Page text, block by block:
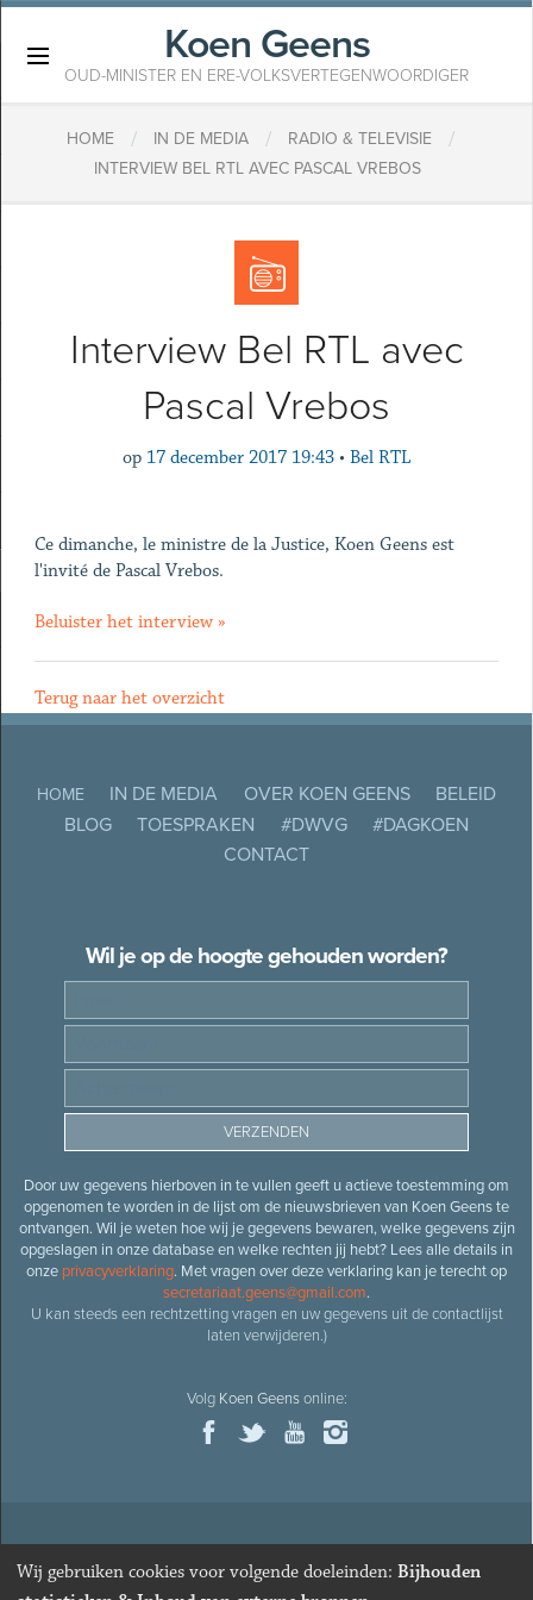
Koen Geens
OUD-MINISTER EN ERE-VOLKSVERTEGENWOORDIGER
HOME / IN DE MEDIA / RADIO & TELEVISIE /
INTERVIEW BEL RTL AVEC PASCAL VREBOS
Interview Bel RTL avec
Pascal Vrebos
op 17 december 2017 19:43 • Bel RTL
Ce dimanche, le ministre de la Justice, Koen Geens est
l'invité de Pascal Vrebos.
Beluister het interview »
Terug naar het overzicht
HOME IN DE MEDIA OVER KOEN GEENS
BELEID
BLOG
TOESPRAKEN #DWVG
#DAGKOEN
CONTACT
Wil je op de hoogte gehouden worden?
Door uw gegevens hierboven in te vullen geeft u actieve toestemming om
opgenomen te worden in de lijst om de nieuwsbrieven van Koen Geens te
ontvangen. Wil je weten hoe wij je gegevens bewaren, welke gegevens zijn
opgeslagen in onze database en welke rechten jij hebt? Lees alle details in
onze privacyverklaring. Met vragen over deze verklaring kan je terecht op
secretariaat.geens@gmail.com.
U kan steeds een rechtzetting vragen en uw gegevens uit de contactlijst
laten verwijderen.)
Volg Koen Geensonline:
© 2026Oud-minister en ere-volksvertegenwoordiger Koen
· Alle rechten voorbehouden · Cookies wijzigen
Wij gebruiken cookies voor volgende doeleinden: Bijhouden